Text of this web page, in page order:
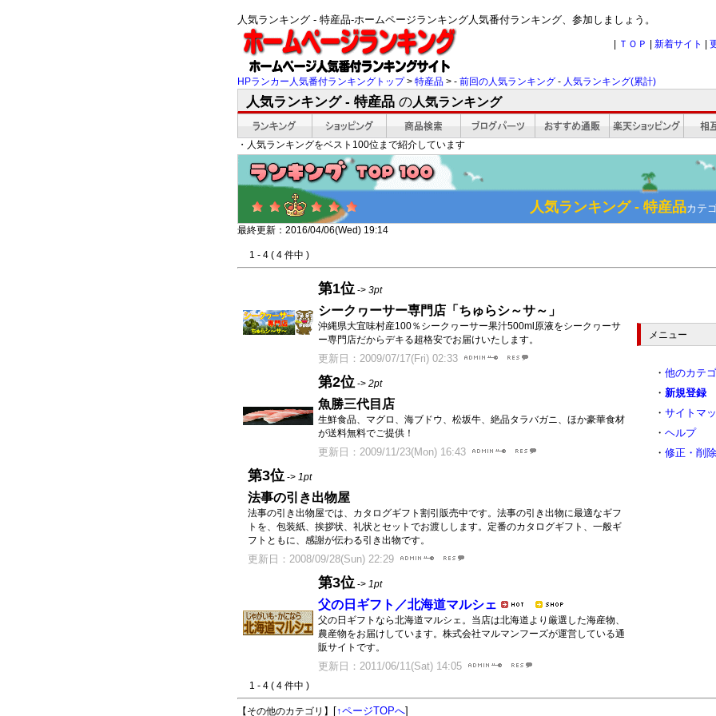
人気ランキング - 特産品-ホームページランキング人気番付ランキング、参加しましょう。
ＴＯＰ 新着サイト
HPランカー人気番付ランキングトップ> 特産品 > - 前回の人気ランキング - 人気ランキング(累計)
人気ランキング - 特産品 の人気ランキング
・人気ランキングをベスト100位まで紹介しています
人気ランキング - 特産品カテ
最終更新：2016/04/06(Wed) 19:14
1 - 4 ( 4 件中 )
第1位 -> 3pt
シークヮーサー専門店「ちゅらシ～サ～」
沖縄県大宜味村産100％シークヮーサー果汁500ml原液をシークヮーサ
ー専門店だからデキる超格安でお届けいたします。
更新日：2009/07/17(Fri) 02:33
第2位 -> 2pt
魚勝三代目店
生鮮食品、マグロ、海ブドウ、松坂牛、絶品タラバガニ、ほか豪華食材
が送料無料でご提供！
更新日：2009/11/23(Mon) 16:43
第3位 -> 1pt
法事の引き出物屋
法事の引き出物屋では、カタログギフト割引販売中です。法事の引き出物に最適なギフ
トを、包装紙、挨拶状、礼状とセットでお渡しします。定番のカタログギフト、一般ギ
フトともに、感謝が伝わる引き出物です。
更新日：2008/09/28(Sun) 22:29
第3位 -> 1pt
父の日ギフト／北海道マルシェ
父の日ギフトなら北海道マルシェ。当店は北海道より厳選した海産物、
農産物をお届けしています。株式会社マルマンフーズが運営している通
販サイトです。
更新日：2011/06/11(Sat) 14:05
メニュー
・ 他のカテ
・ 新規登録
・ サイトマ
・ ヘルプ
・ 修正・削除
1 - 4 ( 4 件中 )
【その他のカテゴリ】 [↑ページTOPへ]